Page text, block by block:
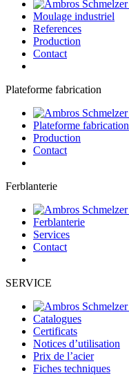
Moulage industriel
References
Production
Contact
Plateforme fabrication
Plateforme fabrication
Production
Contact
Ferblanterie
Ferblanterie
Services
Contact
SERVICE
Catalogues
Certificats
Notices d’utilisation
Prix de l’acier
Fiches techniques